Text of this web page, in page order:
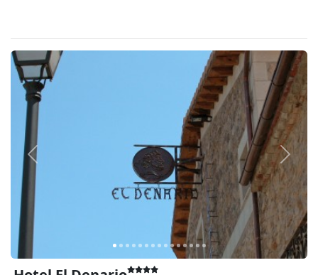
Anterior